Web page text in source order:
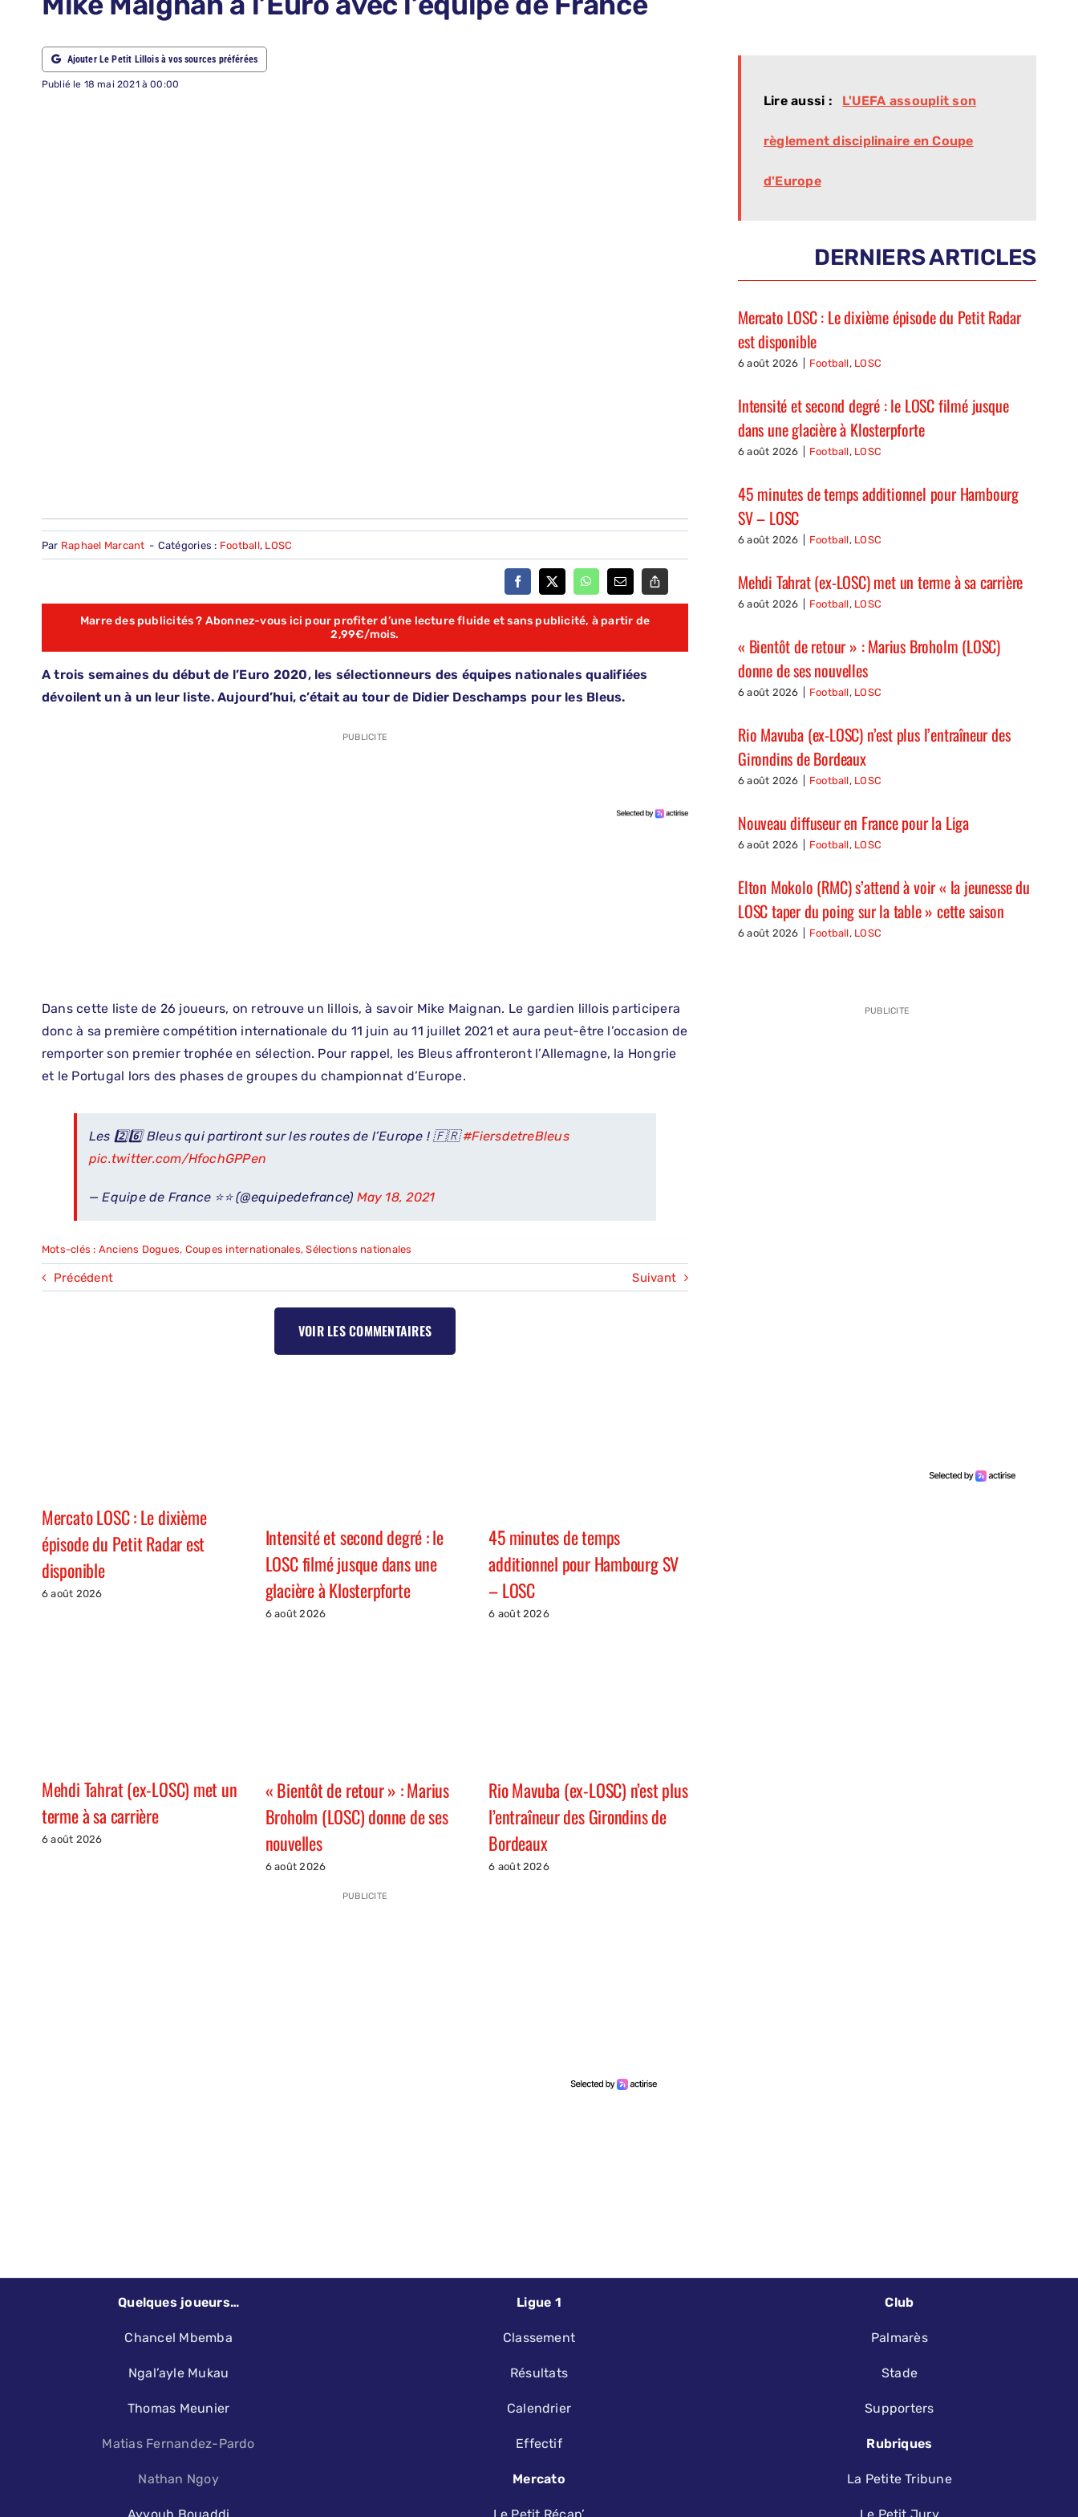
RECHERCHER:
Ajouter Le Petit Lillois à vos sources préférées
Publié le 18 mai 2021 à 00:00
Par Raphael Marcant - Catégories : Football, LOSC
Marre des publicités ? Abonnez-vous ici pour profiter d’une lecture fluide et sans publicité, à partir de
2,99€/mois.
A trois semaines du début de l’Euro 2020, les sélectionneurs des équipes nationales qualifiées
dévoilent un à un leur liste. Aujourd’hui, c’était au tour de Didier Deschamps pour les Bleus.
PUBLICITE
Dans cette liste de 26 joueurs, on retrouve un lillois, à savoir Mike Maignan. Le gardien lillois participera
donc à sa première compétition internationale du 11 juin au 11 juillet 2021 et aura peut-être l’occasion de
remporter son premier trophée en sélection. Pour rappel, les Bleus affronteront l’Allemagne, la Hongrie
et le Portugal lors des phases de groupes du championnat d’Europe.
Les 2️⃣6️⃣ Bleus qui partiront sur les routes de l’Europe ! 🇫🇷#FiersdetreBleus
pic.twitter.com/HfochGPPen
— Equipe de France ⭐⭐ (@equipedefrance) May 18, 2021
Mots-clés : Anciens Dogues, Coupes internationales,Sélections nationales
Précédent Suivant
VOIR LES COMMENTAIRES
Mercato LOSC : Le dixième
épisode du Petit Radar est
disponible
6 août 2026
Intensité et second degré : le
LOSC filmé jusque dans une
glacière à Klosterpforte
6 août 2026
45 minutes de temps
additionnel pour Hambourg SV
– LOSC
6 août 2026
Mehdi Tahrat (ex-LOSC) met un
terme à sa carrière
6 août 2026
« Bientôt de retour » : Marius
Broholm (LOSC) donne de ses
nouvelles
6 août 2026
Rio Mavuba (ex-LOSC) n’est plus
l’entraîneur des Girondins de
Bordeaux
6 août 2026
PUBLICITE
Lire aussi : L'UEFA assouplit son
règlement disciplinaire en Coupe
d'Europe
DERNIERS ARTICLES
Mercato LOSC : Le dixième épisode du Petit Radar
est disponible
6 août 2026 Football, LOSC
Intensité et second degré : le LOSC filmé jusque
dans une glacière à Klosterpforte
6 août 2026 Football, LOSC
45 minutes de temps additionnel pour Hambourg
SV – LOSC
6 août 2026 Football, LOSC
Mehdi Tahrat (ex-LOSC) met un terme à sa carrière
6 août 2026 Football, LOSC
« Bientôt de retour » : Marius Broholm (LOSC)
donne de ses nouvelles
6 août 2026 Football, LOSC
Rio Mavuba (ex-LOSC) n’est plus l’entraîneur des
Girondins de Bordeaux
6 août 2026 Football, LOSC
Nouveau diffuseur en France pour la Liga
6 août 2026 Football, LOSC
Elton Mokolo (RMC) s’attend à voir « la jeunesse du
LOSC taper du poing sur la table » cette saison
6 août 2026 Football, LOSC
PUBLICITE
Quelques joueurs…
Chancel Mbemba
Ngal’ayle Mukau
Thomas Meunier
Matias Fernandez-Pardo
Nathan Ngoy
Ligue 1
Classement
Résultats
Calendrier
Effectif
Mercato
Club
Palmarès
Stade
Supporters
Rubriques
La Petite Tribune